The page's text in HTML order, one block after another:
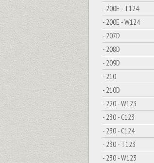
- 200E - T124
- 200E - W124
- 207D
- 208D
- 209D
- 210
- 210D
- 220 - W123
- 230 - C123
- 230 - C124
- 230 - T123
- 230 - W123